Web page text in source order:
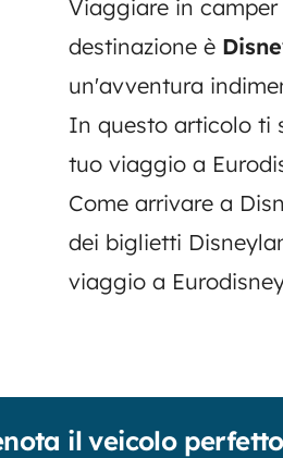
Viaggiare in
destinazione è
un'avventura
In questo articolo ti
tuo viaggio a
Come arrivare a
dei biglietti
viaggio a
il veicolo